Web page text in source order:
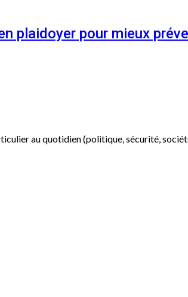
plaidoyer pour mieux
au quotidien (politique, sécurité,